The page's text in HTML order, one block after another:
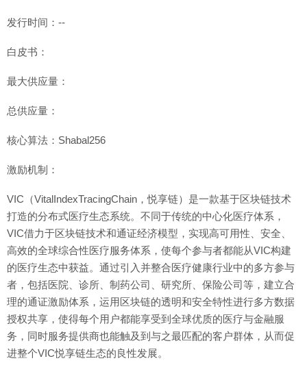
发行时间：--
白皮书：
最大供应量：
总供应量：
核心算法：Shabal256
激励机制：
VIC（VitalIndexTracingChain，悦享链）是一款基于区块链技术
打造的分布式医疗生态系统。不同于传统的中心化医疗体系，
VIC借力于区块链技术和通证经济模型，实现高可用性、安全、
高效的全球综合性医疗服务体系，使每个参与者都能从VIC构建
的医疗生态中获益。通过引入并整合医疗健康行业中的多方参与
者，包括医院、诊所、制药公司、研究所、保险公司等，建立合
理的通证激励体系，运用区块链的透明和安全特性进行多方数据
授权共享，使得每个用户都能享受到全球优质的医疗与金融服
务，同时服务提供商也能触及到与之最匹配的客户群体，从而促
进整个VIC悦享链生态的良性发展。